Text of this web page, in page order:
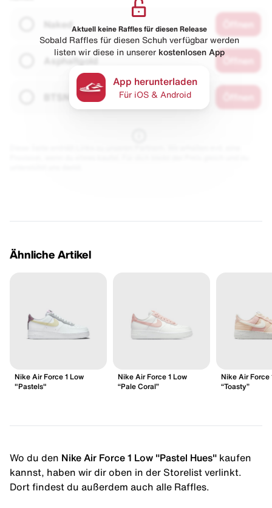
Naked
Asphaltgold
Aktuell keine Raffles für diesen Release
Sobald Raffles für diesen Schuh verfügbar werden
listen wir diese in unserer kostenlosen App
App herunterladen
Für iOS & Android
Ähnliche Artikel
Nike Air Force 1 Low
"Pastels"
Nike Air Force 1 Low
“Pale Coral”
Nike Air Force
“Toasty”
Wo du den Nike Air Force 1 Low "Pastel Hues" kaufen
kannst, haben wir dir oben in der Storelist verlinkt.
Dort findest du außerdem auch alle Raffles.